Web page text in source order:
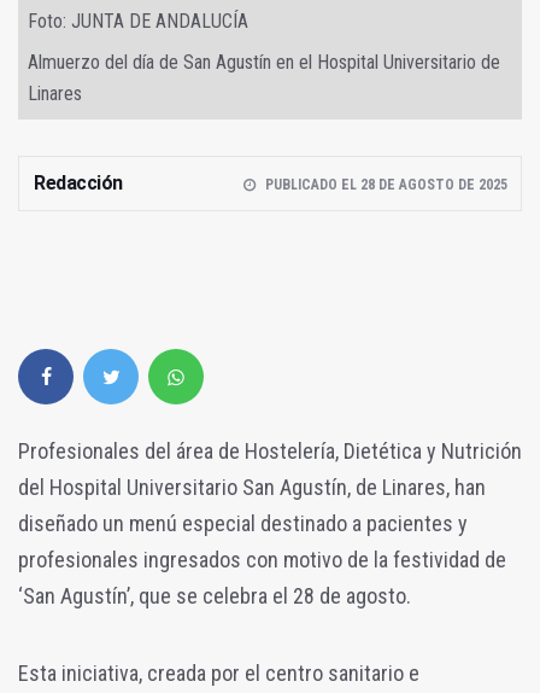
Foto: JUNTA DE ANDALUCÍA
Almuerzo del día de San Agustín en el Hospital Universitario de
Linares
Redacción PUBLICADO EL 28 DE AGOSTO DE 2025
Profesionales del área de Hostelería, Dietética y Nutrición
del Hospital Universitario San Agustín, de Linares, han
diseñado un menú especial destinado a pacientes y
profesionales ingresados con motivo de la festividad de
‘San Agustín’, que se celebra el 28 de agosto.
Esta iniciativa, creada por el centro sanitario e